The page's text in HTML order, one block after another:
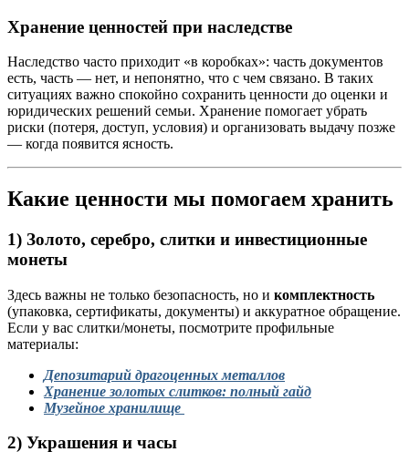
Хранение ценностей при наследстве
Наследство часто приходит «в коробках»: часть документов
есть, часть — нет, и непонятно, что с чем связано. В таких
ситуациях важно спокойно сохранить ценности до оценки и
юридических решений семьи. Хранение помогает убрать
риски (потеря, доступ, условия) и организовать выдачу позже
— когда появится ясность.
Какие ценности мы помогаем хранить
1) Золото, серебро, слитки и инвестиционные
монеты
Здесь важны не только безопасность, но и комплектность
(упаковка, сертификаты, документы) и аккуратное обращение.
Если у вас слитки/монеты, посмотрите профильные
материалы:
Депозитарий драгоценных металлов
Хранение золотых слитков: полный гайд
Музейное хранилище
2) Украшения и часы